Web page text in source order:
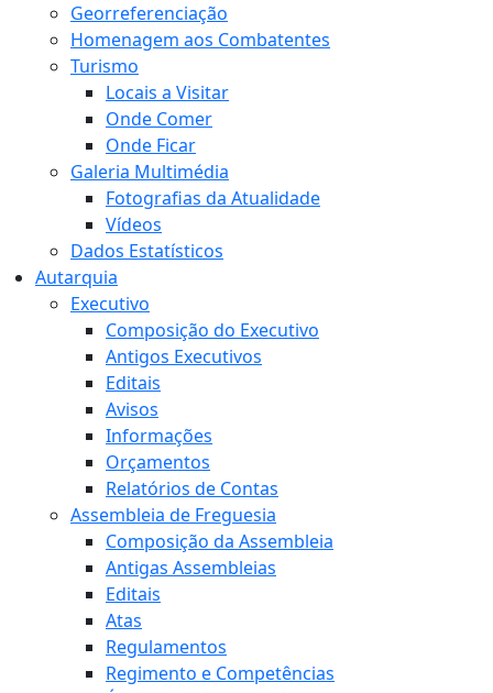
Georreferenciação
Homenagem aos Combatentes
Turismo
Locais a Visitar
Onde Comer
Onde Ficar
Galeria Multimédia
Fotografias da Atualidade
Vídeos
Dados Estatísticos
Autarquia
Executivo
Composição do Executivo
Antigos Executivos
Editais
Avisos
Informações
Orçamentos
Relatórios de Contas
Assembleia de Freguesia
Composição da Assembleia
Antigas Assembleias
Editais
Atas
Regulamentos
Regimento e Competências